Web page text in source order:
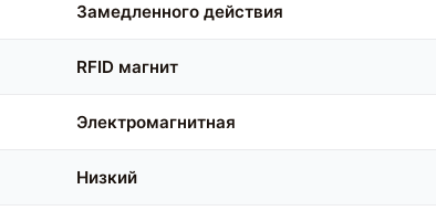
Замедленного действия
RFID магнит
Электромагнитная
Низкий